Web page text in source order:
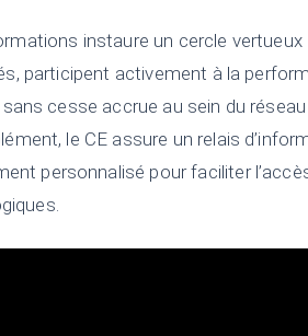
instaure un cercle vertueux
participent activement à la
cesse accrue au sein du réseau
le CE assure un relais
personnalisé pour faciliter